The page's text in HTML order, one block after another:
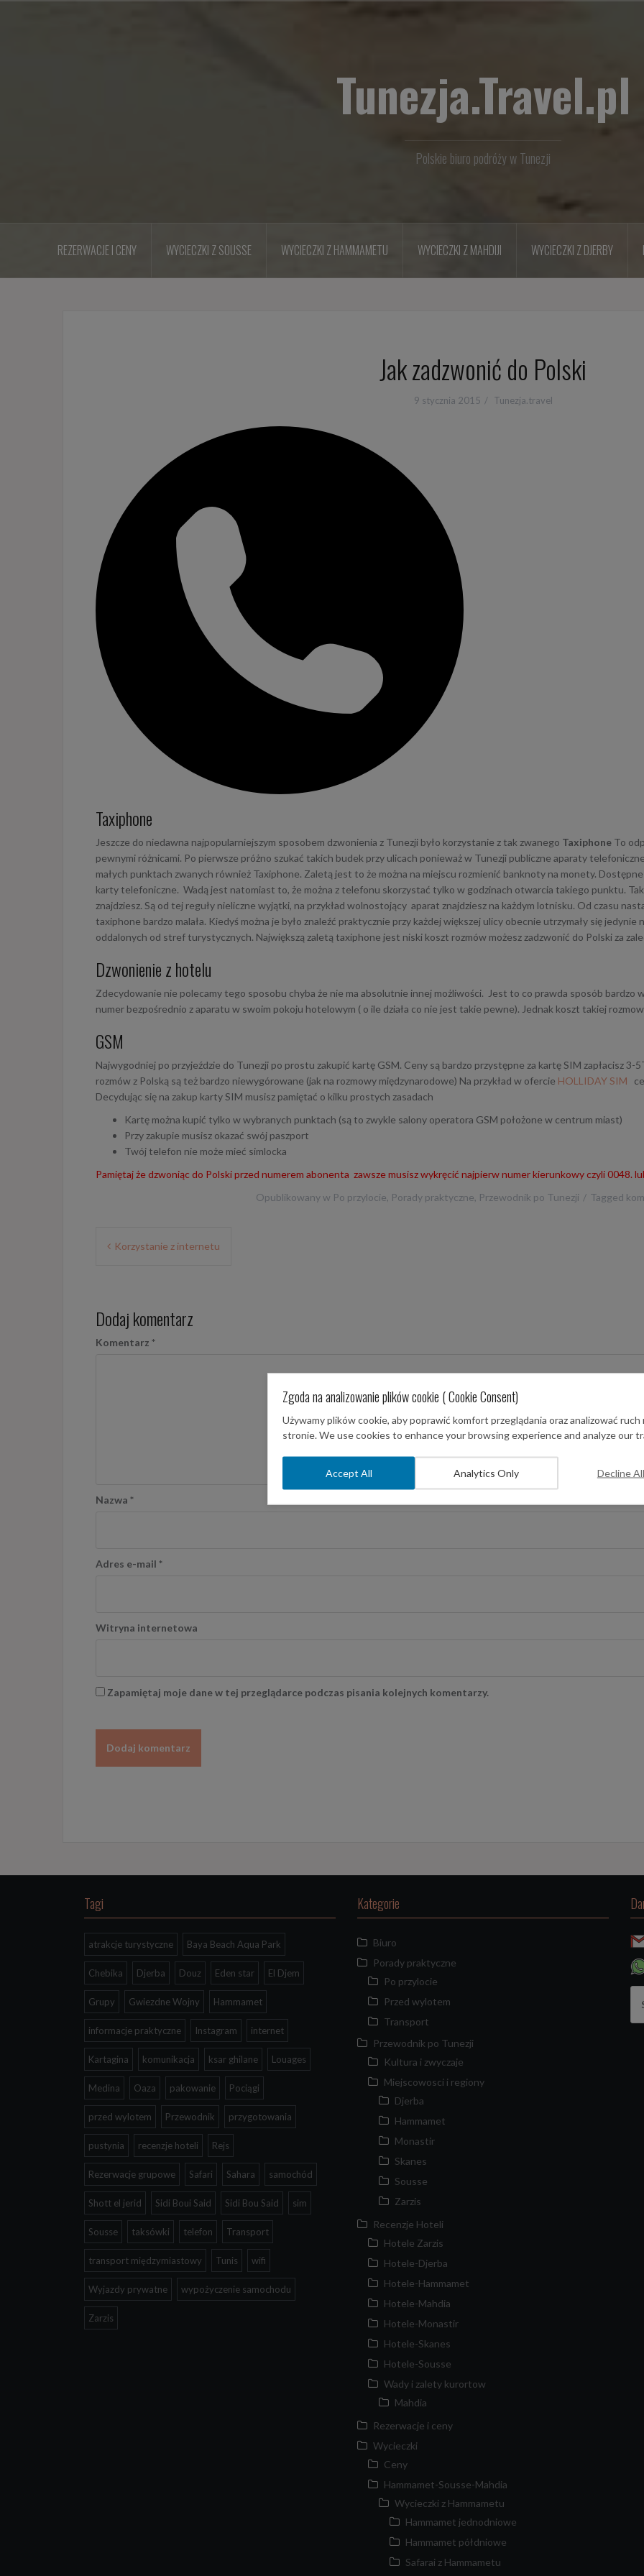
Tunezja.Travel.pl
Polskie biuro podróży w Tunezji
REZERWACJE I CENY WYCIECZKI Z SOUSSE WYCIECZKI Z HAMMAMETU WYCIECZKI Z MAHDIJI WYCIECZKI Z DJERBY
Jak zadzwonić do Polski
9 stycznia 2015 Tunezja.travel
Taxiphone
Jeszcze do niedawna najpopularniejszym sposobem dzwonienia z Tunezji było korzystanie z tak zwanego Taxiphone To
pewnymi różnicami. Po pierwsze próżno szukać takich budek przy ulicach ponieważ w Tunezji publiczne aparaty
małych punktach zwanych również Taxiphone. Zaletą jest to że można na miejscu rozmienić banknoty na monety.
karty telefoniczne. Wadą jest natomiast to, że można z telefonu skorzystać tylko w godzinach otwarcia takiego punktu.
znajdziesz. Są od tej reguły nieliczne wyjątki, na przykład wolnostojący aparat znajdziesz na każdym lotnisku. Od czasu
taxiphone bardzo malała. Kiedyś można je było znaleźć praktycznie przy każdej większej ulicy obecnie utrzymały się
oddalonych od stref turystycznych. Największą zaletą taxiphone jest niski koszt rozmów możesz zadzwonić do Polski za
Dzwonienie z hotelu
Zdecydowanie nie polecamy tego sposobu chyba że nie ma absolutnie innej możliwości. Jest to co prawda sposób bardzo
numer bezpośrednio z aparatu w swoim pokoju hotelowym ( o ile działa co nie jest takie pewne). Jednak koszt takiej
GSM
Najwygodniej po przyjeździe do Tunezji po prostu zakupić kartę GSM. Ceny są bardzo przystępne za kartę SIM zapłacisz 3-
rozmów z Polską są też bardzo niewygórowane (jak na rozmowy międzynarodowe) Na przykład w ofercie HOLLIDAY SIM
Decydując się na zakup karty SIM musisz pamiętać o kilku prostych zasadach
Kartę można kupić tylko w wybranych punktach (są to zwykle salony operatora GSM położone w centrum miast)
Przy zakupie musisz okazać swój paszport
Twój telefon nie może mieć simlocka
Pamiętaj że dzwoniąc do Polski przed numerem abonenta zawsze musisz wykręcić najpierw numer kierunkowy czyli 0048.
Opublikowany w Po przylocie, Porady praktyczne, Przewodnik po Tunezji Tagged
Nawigacja
wpisu
Korzystanie z internetu
Dodaj komentarz
Komentarz *
Nazwa *
Adres e-mail *
Witryna internetowa
Zapamiętaj moje dane w tej przeglądarce podczas pisania kolejnych komentarzy.
Tagi
atrakcje turystyczne Baya Beach Aqua Park
Chebika Djerba Douz Eden star El Djem
Grupy Gwiezdne Wojny Hammamet
informacje praktyczne Instagram internet
Kartagina komunikacja ksar ghilane Louages
Medina Oaza pakowanie Pociągi
przed wylotem Przewodnik przygotowania
pustynia recenzje hoteli Rejs
Rezerwacje grupowe Safari Sahara samochód
Shott el jerid Sidi Boui Said Sidi Bou Said sim
Sousse taksówki telefon Transport
transport międzymiastowy Tunis wifi
Wyjazdy prywatne wypożyczenie samochodu
Zarzis
Kategorie
Biuro
Porady praktyczne
Po przylocie
Przed wylotem
Transport
Przewodnik po Tunezji
Kultura i zwyczaje
Miejscowosci i regiony
Djerba
Hammamet
Monastir
Skanes
Sousse
Zarzis
Recenzje Hoteli
Hotele Zarzis
Hotele-Djerba
Hotele-Hammamet
Hotele-Mahdia
Hotele-Monastir
Hotele-Skanes
Hotele-Sousse
Wady i zalety kurortow
Mahdia
Rezerwacje i ceny
Wycieczki
Ceny
Hammamet-Sousse-Mahdia
Wycieczki z Hammametu
Hammamet jednodniowe
Hammamet półdniowe
Safarai z Hammametu
Zgoda na analizowanie plików cookie ( Cookie Consent)
Używamy plików cookie, aby poprawić komfort przeglądania oraz analizować ruch
stronie. We use cookies to enhance your browsing experience and analyze our
Accept All Analytics Only Decline All